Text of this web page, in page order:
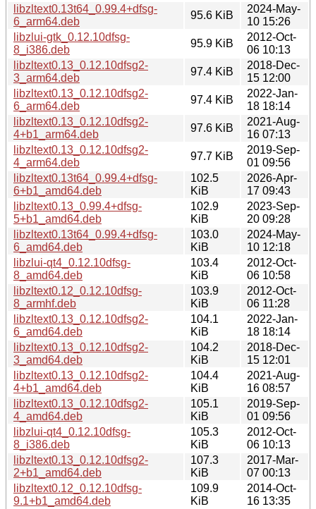
libzltext0.13t64_0.99.4+dfsg-
6_arm64.deb
95.6 KiB
2024-May-
10 15:26
libzlui-gtk_0.12.10dfsg-
8_i386.deb
95.9 KiB
2012-Oct-
06 10:13
libzltext0.13_0.12.10dfsg2-
3_arm64.deb
97.4 KiB
2018-Dec-
15 12:00
libzltext0.13_0.12.10dfsg2-
6_arm64.deb
97.4 KiB
2022-Jan-
18 18:14
libzltext0.13_0.12.10dfsg2-
4+b1_arm64.deb
97.6 KiB
2021-Aug-
16 07:13
libzltext0.13_0.12.10dfsg2-
4_arm64.deb
97.7 KiB
2019-Sep-
01 09:56
libzltext0.13t64_0.99.4+dfsg-
6+b1_amd64.deb
102.5
KiB
2026-Apr-
17 09:43
libzltext0.13_0.99.4+dfsg-
5+b1_amd64.deb
102.9
KiB
2023-Sep-
20 09:28
libzltext0.13t64_0.99.4+dfsg-
6_amd64.deb
103.0
KiB
2024-May-
10 12:18
libzlui-qt4_0.12.10dfsg-
8_amd64.deb
103.4
KiB
2012-Oct-
06 10:58
libzltext0.12_0.12.10dfsg-
8_armhf.deb
103.9
KiB
2012-Oct-
06 11:28
libzltext0.13_0.12.10dfsg2-
6_amd64.deb
104.1
KiB
2022-Jan-
18 18:14
libzltext0.13_0.12.10dfsg2-
3_amd64.deb
104.2
KiB
2018-Dec-
15 12:01
libzltext0.13_0.12.10dfsg2-
4+b1_amd64.deb
104.4
KiB
2021-Aug-
16 08:57
libzltext0.13_0.12.10dfsg2-
4_amd64.deb
105.1
KiB
2019-Sep-
01 09:56
libzlui-qt4_0.12.10dfsg-
8_i386.deb
105.3
KiB
2012-Oct-
06 10:13
libzltext0.13_0.12.10dfsg2-
2+b1_amd64.deb
107.3
KiB
2017-Mar-
07 00:13
libzltext0.12_0.12.10dfsg-
9.1+b1_amd64.deb
109.9
KiB
2014-Oct-
16 13:35